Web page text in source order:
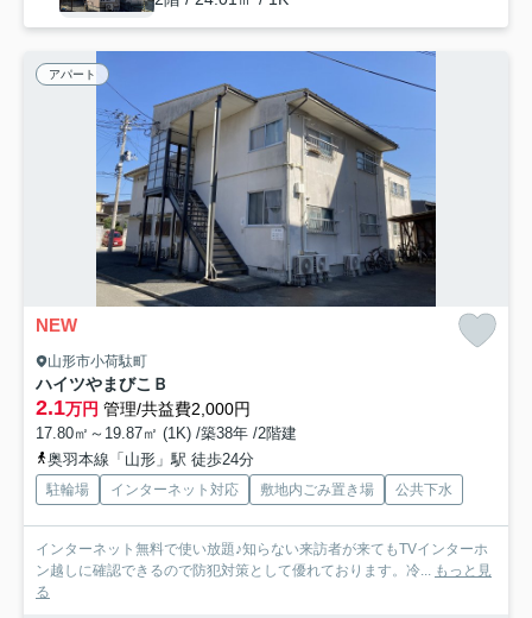
アパート
NEW
山形市小荷駄町
ハイツやまびこＢ
2.1万円 管理/共益費2,000円
17.80㎡～19.87㎡ (1K) /築38年 /2階建
奥羽本線「山形」駅 徒歩24分
駐輪場 インターネット対応 敷地内ごみ置き場 公共下水
インターネット無料で使い放題♪知らない来訪者が来てもTVインターホ
ン越しに確認できるので防犯対策として優れております。冷... もっと見
る